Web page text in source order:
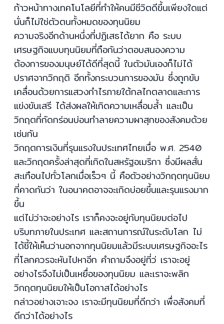
ก้าวหน้าทางเทคโนโลยีที่ทำให้คนมีชีวิตดีขึ้นเพียงใดแต่
นั่นก็ไม่ใช่ตัวตนทั้งหมดของทุนนิยม
ความจริงอีกด้านหนึ่งที่ปฏิเสธได้ยาก คือ ระบบ
เศรษฐกิจแบบทุนนิยมที่ถือกันว่าตอบสนองความ
ต้องการของมนุษย์ได้ดีที่สุดนี้ ในตัวมันเองก็ไม่ได้
ปราศจากวิกฤติ อีกทั้งกระบวนการของมัน ซึ่งถูกขับ
เคลื่อนด้วยการแสวงกำไรภายใต้กลไกตลาดและการ
แข่งขันเสรี ได้ส่งผลให้เกิดความเหลื่อมล้ำ และเป็น
วิกฤตที่กัดกร่อนบ่อนทำลายความผาสุกของสังคมด้วย
เช่นกัน
วิกฤตการเงินที่รุนแรงในประเทศไทยเมื่อ พ.ศ. 2540
และวิกฤตครั้งล่าสุดที่เกิดในสหรัฐอเมริกา ซึ่งมีผลสั่น
สะเทือนไปทั่วโลกเมื่อเร็วๆ นี้ คือตัวอย่างวิกฤตทุนนิยม
ที่คาดกันว่า ในอนาคตอาจจะเกิดบ่อยขึ้นและรุนแรงมาก
ขึ้น
แต่ไม่ว่าจะอย่างไร เราก็คงจะอยู่กับทุนนิยมต่อไป
บริบทภายในประเทศ และสถานการณ์ในระดับโลก ไม่
ได้ชี้ให้เห็นว่านอกจากทุนนิยมแล้วมีระบบเศรษฐกิจอะไร
ที่โลกควรจะหันไปหาอีก คำถามจึงอยู่ที่ว่ เราจะอยู่
อย่างไรจึงไม่เป็นเหยื่อของทุนนิยม และเราจะพลิก
วิกฤตทุนนิยมให้เป็นโอกาสได้อย่างไร
กล่าวอย่างเจาะจง เราจะมีทุนนิยมที่ดีกว่า เพื่อสังคมที่
ดีกว่าได้อย่างไร